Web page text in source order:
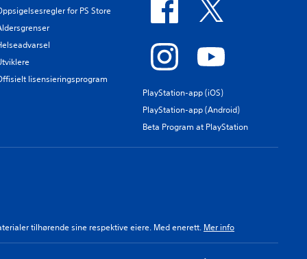
for PS Store
lisensieringsprogram
PlayStation-app (iOS)
PlayStation-app (Android)
Beta Program at PlayStation
tilhørende sine respektive eiere. Med enerett. Mer info